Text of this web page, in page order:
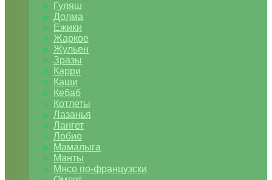
Гуляш
Долма
Ежики
Жаркое
Жульен
Зразы
Карри
Каши
Кебаб
Котлеты
Лазанья
Лангет
Лобио
Мамалыга
Манты
Мясо по-французски